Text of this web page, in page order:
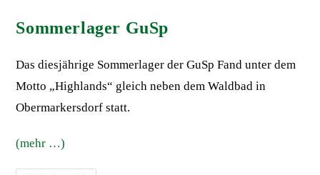
Sommerlager GuSp
Das diesjährige Sommerlager der GuSp Fand unter dem
Motto „Highlands“ gleich neben dem Waldbad in
Obermarkersdorf statt.
(mehr …)